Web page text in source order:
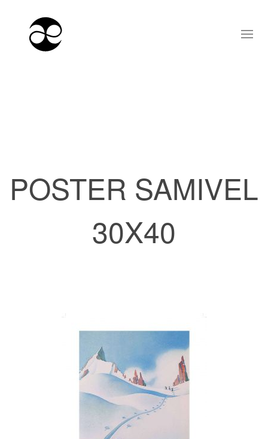
POSTER SAMIVEL
30X40